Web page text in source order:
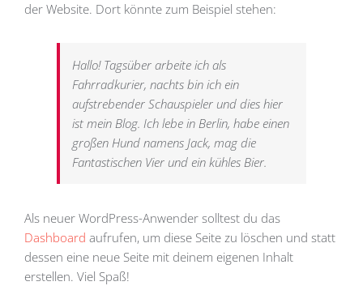
der Website. Dort könnte zum Beispiel stehen:
Hallo! Tagsüber arbeite ich als
Fahrradkurier, nachts bin ich ein
aufstrebender Schauspieler und dies hier
ist mein Blog. Ich lebe in Berlin, habe einen
großen Hund namens Jack, mag die
Fantastischen Vier und ein kühles Bier.
Als neuer WordPress-Anwender solltest du das
Dashboard aufrufen, um diese Seite zu löschen und statt
dessen eine neue Seite mit deinem eigenen Inhalt
erstellen. Viel Spaß!